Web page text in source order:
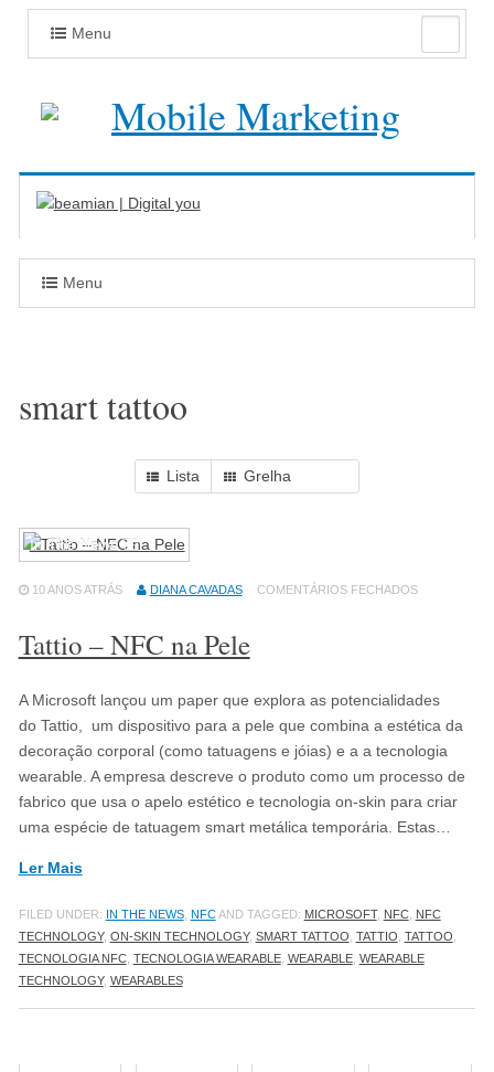
Menu
Menu
smart tattoo
Lista Grelha
In The News79
10 ANOS ATRÁS DIANA CAVADAS COMENTÁRIOS FECHADOS
Tattio – NFC na Pele
A Microsoft lançou um paper que explora as potencialidades
do Tattio, um dispositivo para a pele que combina a estética da
decoração corporal (como tatuagens e jóias) e a a tecnologia
wearable. A empresa descreve o produto como um processo de
fabrico que usa o apelo estético e tecnologia on-skin para criar
uma espécie de tatuagem smart metálica temporária. Estas…
Ler Mais
FILED UNDER: IN THE NEWS, NFCAND TAGGED: MICROSOFT, NFC, NFC
TECHNOLOGY, ON-SKIN TECHNOLOGY, SMART TATTOO TATTIO TATTOO
TECNOLOGIA NFC, TECNOLOGIA WEARABLE, WEARABLE, WEARABLE
TECHNOLOGY, WEARABLES